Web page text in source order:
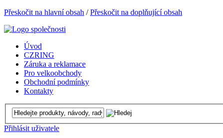
Přeskočit na hlavní obsah /Přeskočit na doplňující obsah
Úvod
CZRING
Záruka a reklamace
Pro velkoobchody
Obchodní podmínky
Kontakty
Přihlásit uživatele